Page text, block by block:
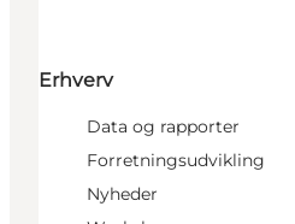
Erhverv
Data og rapporter
Forretningsudvikling
Nyheder